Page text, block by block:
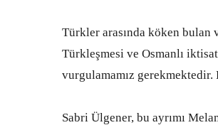
Türkler arasında köken bulan
Türkleşmesi ve Osmanlı
vurgulamamız
Sabri Ülgener, bu ayrımı